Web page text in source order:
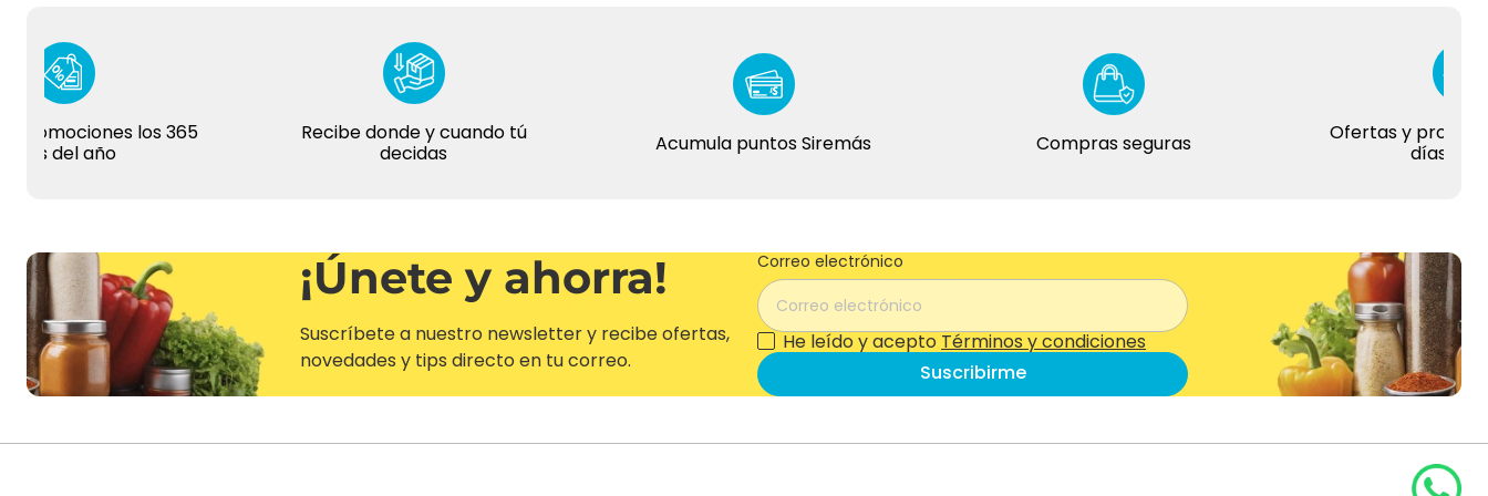
los 365
del año
Recibe donde y cuando tú
decidas
Acumula puntos Siremás Compras seguras
Ofertas y
días del año
¡Únete y ahorra!
Suscríbete a nuestro newsletter y recibe ofertas,
novedades y tips directo en tu correo.
Correo electrónico
He leído y acepto Términos y condiciones
Suscribirme